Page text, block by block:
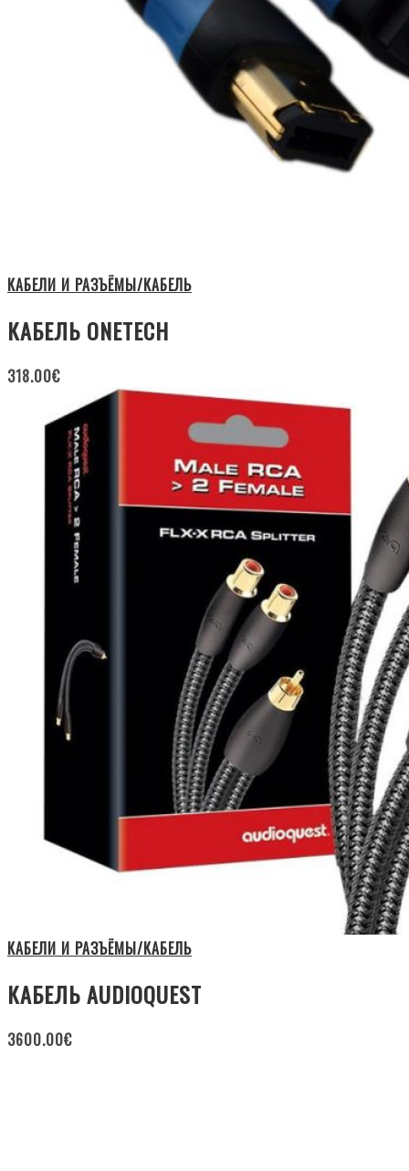
КАБЕЛИ И РАЗЪЁМЫ/КАБЕЛЬ
КАБЕЛЬ ONETECH
318.00€
КАБЕЛИ И РАЗЪЁМЫ/КАБЕЛЬ
КАБЕЛЬ AUDIOQUEST
3600.00€